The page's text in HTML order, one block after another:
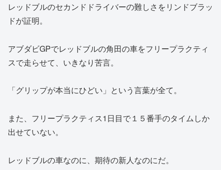
レッドブルのセカンドドライバーの難しさをリンドブラッ
ドが証明。
アブダビGPでレッドブルの角田の車をフリープラクティ
スで走らせて、いきなり苦言。
「グリップが本当にひどい」という言葉が全て。
また、フリープラクティス1日目で１５番手のタイムしか
出せていない。
レッドブルの車なのに、期待の新人なのにだ。